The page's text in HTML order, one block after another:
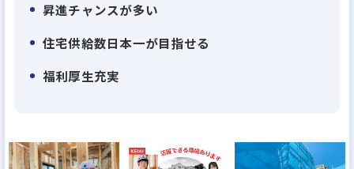
それらの実績が評価されて、『働きがいのある会
社』のベストカンパニーにも選出されました!
【理由2】
施工監督は「現場管理・検査」の業務が中心、「間
昇進チャンスが多い
住宅供給数日本一が目指せる
福利厚生充実